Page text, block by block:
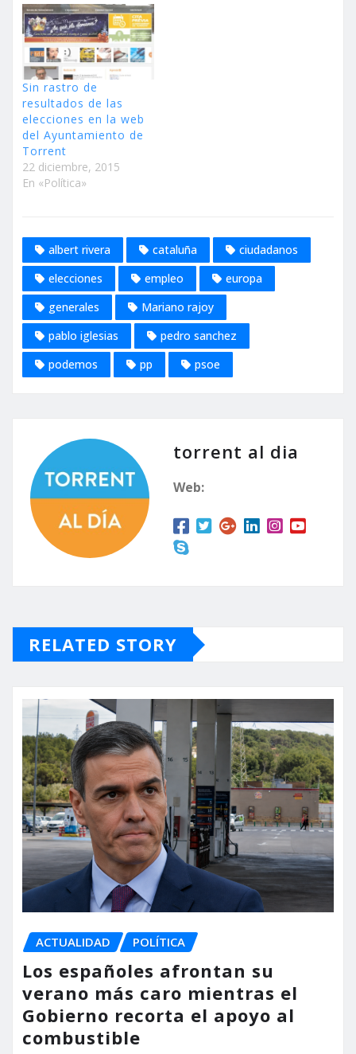
Sin rastro de
resultados de las
elecciones en la web
del Ayuntamiento de
Torrent
22 diciembre, 2015
En «Política»
albert rivera cataluña
ciudadanos
elecciones
empleo
europa
generales
Mariano rajoy
pablo iglesias
pedro sanchez
podemos
pp psoe
torrent al dia
Web:
RELATED STORY
ACTUALIDAD POLÍTICA
Los españoles afrontan su
verano más caro mientras el
Gobierno recorta el apoyo al
combustible